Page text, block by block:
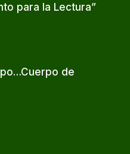
para la Lectura”
de